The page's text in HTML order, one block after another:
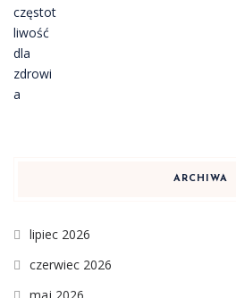
ARCHIWA
lipiec 2026
czerwiec 2026